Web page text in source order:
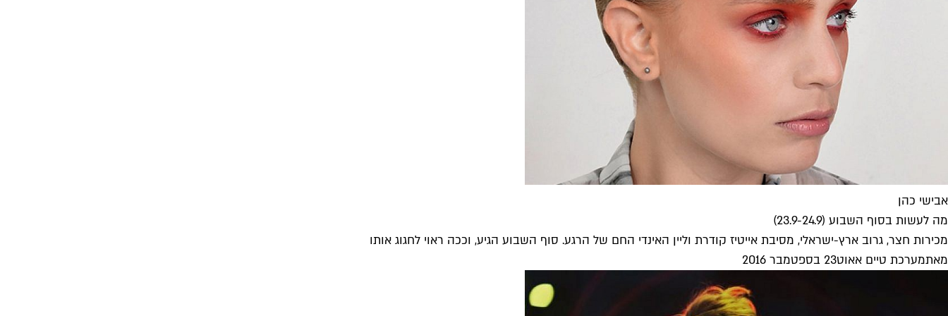
אבישי כהן
מה לעשות בסוף השבוע (23.9-24.9)
מכירות חצר, גרוב ארץ-ישראלי, מסיבת אייטיז קודרת וליין האינדי החם של הרגע. סוף השבוע הגיע, וככה ראוי לחגוג אותו
מאתמערכת טיים אאוט23 בספטמבר 2016